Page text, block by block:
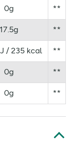
0g **
17.5g **
/ 235 kcal **
0g **
0g **